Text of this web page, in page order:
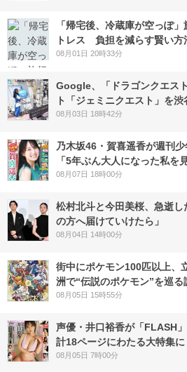
「帰宅後、冷蔵庫が空っぽ
トレス 負担を減らす賢い方
08月01日 20時33分
Google、「ドラゴンクエス
ト「ジェミニクエスト」を
08月03日 18時42分
乃木坂46・賀喜遥香が週刊
「5年ぶん大人になった私を
08月07日 18時00分
松村北斗と今田美桜、急逝し
の方へ届けていけたら」
08月04日 14時00分
街中にポケモン100匹以上
洲で“伝説のポケモン”を巡る
08月05日 15時55分
声優・井口裕香が「FLASH
計18ページにわたる大特集に
08月05日 7時00分